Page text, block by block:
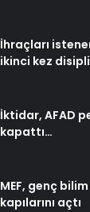
İhraçları
ikinci kez
İktidar, AFAD
kapattı…
MEF, genç
kapılarını açtı